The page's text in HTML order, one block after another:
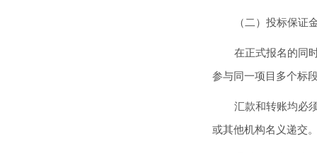
（二）投标保证
在正式报名的同
参与同一项目多个标
汇款和转账均必
或其他机构名义递交